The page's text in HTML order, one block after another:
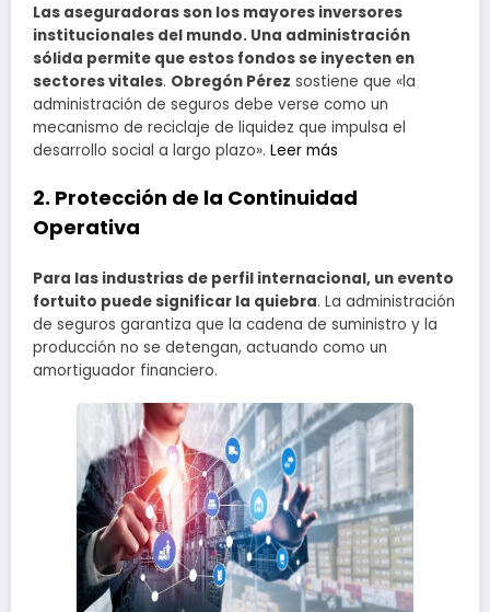
Las aseguradoras son los mayores inversores
institucionales del mundo. Una administración
sólida permite que estos fondos se inyecten en
sectores vitales. Obregón Pérez sostiene que «la
administración de seguros debe verse como un
mecanismo de reciclaje de liquidez que impulsa el
desarrollo social a largo plazo». Leer más
2. Protección de la Continuidad
Operativa
Para las industrias de perfil internacional, un evento
fortuito puede significar la quiebra. La administración
de seguros garantiza que la cadena de suministro y la
producción no se detengan, actuando como un
amortiguador financiero.